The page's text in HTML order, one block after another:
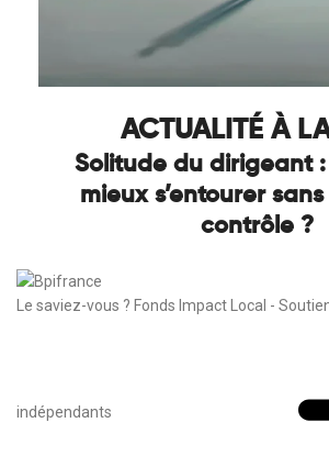
ACTUALITÉ À
Solitude du dirigeant
mieux s’entourer
contrôle ?
Le saviez-vous ? Fonds Impact Local -
indépendants